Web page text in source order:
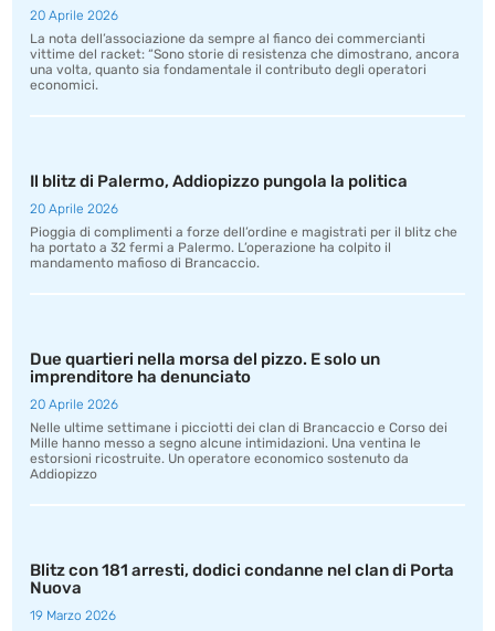
20 Aprile 2026
La nota dell’associazione da sempre al fianco dei commercianti
vittime del racket: “Sono storie di resistenza che dimostrano, ancora
una volta, quanto sia fondamentale il contributo degli operatori
economici.
Il blitz di Palermo, Addiopizzo pungola la politica
20 Aprile 2026
Pioggia di complimenti a forze dell’ordine e magistrati per il blitz che
ha portato a 32 fermi a Palermo. L’operazione ha colpito il
mandamento mafioso di Brancaccio.
Due quartieri nella morsa del pizzo. E solo un
imprenditore ha denunciato
20 Aprile 2026
Nelle ultime settimane i picciotti dei clan di Brancaccio e Corso dei
Mille hanno messo a segno alcune intimidazioni. Una ventina le
estorsioni ricostruite. Un operatore economico sostenuto da
Addiopizzo
Blitz con 181 arresti, dodici condanne nel clan di Porta
Nuova
19 Marzo 2026